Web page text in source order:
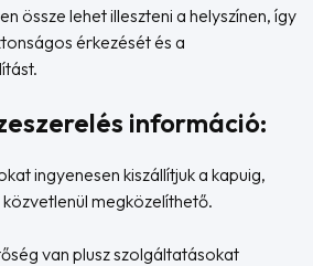
össze lehet illeszteni a helyszínen, így
érkezését és a
információ:
ingyenesen kiszállítjuk a kapuig,
megközelíthető.
van plusz szolgáltatásokat